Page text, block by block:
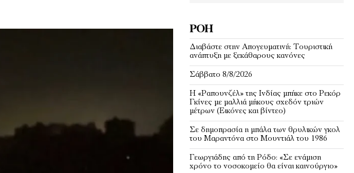
ΡΟΉ
Διαβάστε στην Απογευματινή: Τουριστική
ανάπτυξη με ξεκάθαρους κανόνες
Σάββατο 8/8/2026
Η «Ραπουνζέλ» της Ινδίας μπήκε στο Ρεκόρ
Γκίνες με μαλλιά μήκους σχεδόν τριών
μέτρων (Εικόνες και βίντεο)
Σε δημοπρασία η μπάλα των θρυλικών γκολ
του Μαραντόνα στο Μουντιάλ του 1986
Γεωργιάδης από τη Ρόδο: «Σε ενάμιση
χρόνο το νοσοκομείο θα είναι καινούργιο»